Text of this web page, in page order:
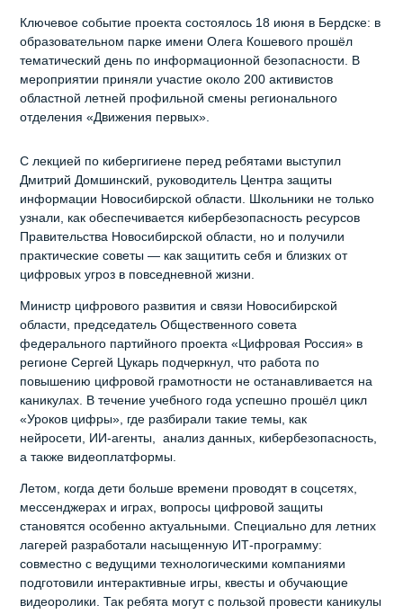
Ключевое событие проекта состоялось 18 июня в Бердске: в
образовательном парке имени Олега Кошевого прошёл
тематический день по информационной безопасности. В
мероприятии приняли участие около 200 активистов
областной летней профильной смены регионального
отделения «Движения первых».
С лекцией по кибергигиене перед ребятами выступил
Дмитрий Домшинский, руководитель Центра защиты
информации Новосибирской области. Школьники не только
узнали, как обеспечивается кибербезопасность ресурсов
Правительства Новосибирской области, но и получили
практические советы — как защитить себя и близких от
цифровых угроз в повседневной жизни.
Министр цифрового развития и связи Новосибирской
области, председатель Общественного совета
федерального партийного проекта «Цифровая Россия» в
регионе Сергей Цукарь подчеркнул, что работа по
повышению цифровой грамотности не останавливается на
каникулах. В течение учебного года успешно прошёл цикл
«Уроков цифры», где разбирали такие темы, как
нейросети, ИИ‑агенты, анализ данных, кибербезопасность,
а также видеоплатформы.
Летом, когда дети больше времени проводят в соцсетях,
мессенджерах и играх, вопросы цифровой защиты
становятся особенно актуальными. Специально для летних
лагерей разработали насыщенную ИТ‑программу:
совместно с ведущими технологическими компаниями
подготовили интерактивные игры, квесты и обучающие
видеоролики. Так ребята могут с пользой провести каникулы